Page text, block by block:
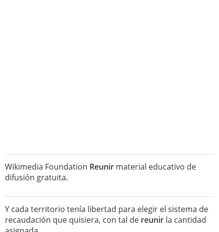
Wikimedia Foundation Reunir material educativo de
difusión gratuita.
Y cada territorio tenía libertad para elegir el sistema de
recaudación que quisiera, con tal de reunir la cantidad